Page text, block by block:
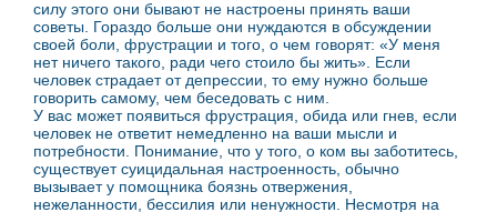
силу этого они бывают не настроены принять ваши
советы. Гораздо больше они нуждаются в обсуждении
своей боли, фрустрации и того, о чем говорят: «У меня
нет ничего такого, ради чего стоило бы жить». Если
человек страдает от депрессии, то ему нужно больше
говорить самому, чем беседовать с ним.
У вас может появиться фрустрация, обида или гнев, если
человек не ответит немедленно на ваши мысли и
потребности. Понимание, что у того, о ком вы заботитесь,
существует суицидальная настроенность, обычно
вызывает у помощника боязнь отвержения,
нежеланности, бессилия или ненужности. Несмотря на